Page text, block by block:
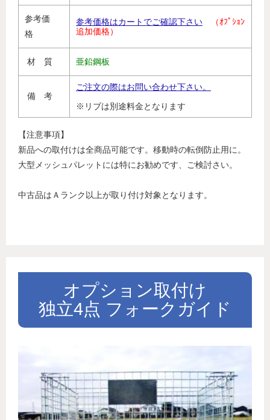
参考価
格
参考価格はカートでご確認下さい
（ｵﾌﾟｼｮﾝ
追加価格）
材 質 亜鉛鋼板
備 考
ご注文の際はお問い合わせ下さい。
※リブは別途料金となります
【注意事項】
新品への取付けは全商品可能です。移動時の転倒防止用に。
大型メッシュパレットには特にお勧めです、ご検討さい。
中古品はＡランク以上が取り付け対象となります。
オプション取付け
独立4点 フォークガイド